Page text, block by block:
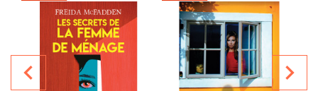
navigate_before navigate_next